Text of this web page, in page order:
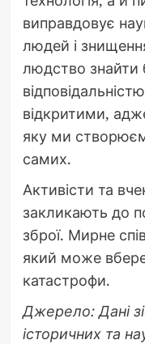
виправдовує
людей і
людство знайти
відкритими,
яку ми
самих.
Активісти та
закликають до
зброї. Мирне
який може
катастрофи.
Джерело: Дані
історичних та